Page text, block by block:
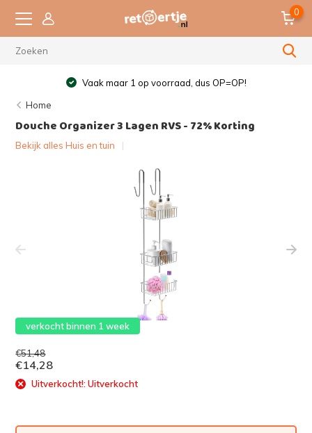
0
Vaak maar 1 op voorraad, dus OP=OP!
Home
Douche Organizer 3 Lagen RVS - 72% Korting
Bekijk alles Huis en tuin
verkocht binnen 1 week
€51,48
€14,28
Uitverkocht!: Uitverkocht